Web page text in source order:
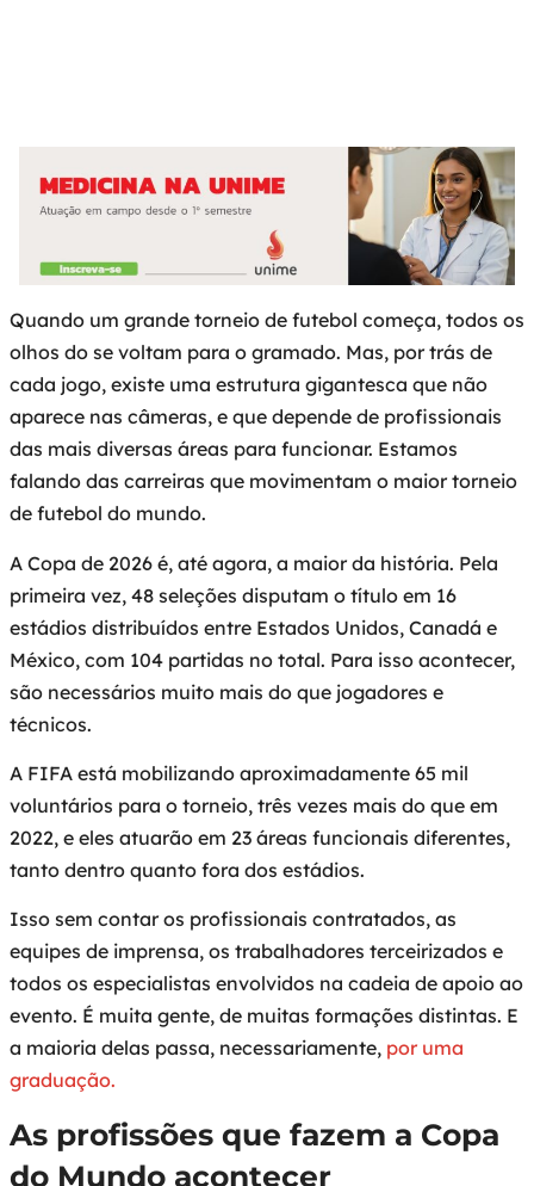
Quando um grande torneio de futebol começa, todos os
olhos do se voltam para o gramado. Mas, por trás de
cada jogo, existe uma estrutura gigantesca que não
aparece nas câmeras, e que depende de profissionais
das mais diversas áreas para funcionar. Estamos
falando das carreiras que movimentam o maior torneio
de futebol do mundo.
A Copa de 2026 é, até agora, a maior da história. Pela
primeira vez, 48 seleções disputam o título em 16
estádios distribuídos entre Estados Unidos, Canadá e
México, com 104 partidas no total. Para isso acontecer,
são necessários muito mais do que jogadores e
técnicos.
A FIFA está mobilizando aproximadamente 65 mil
voluntários para o torneio, três vezes mais do que em
2022, e eles atuarão em 23 áreas funcionais diferentes,
tanto dentro quanto fora dos estádios.
Isso sem contar os profissionais contratados, as
equipes de imprensa, os trabalhadores terceirizados e
todos os especialistas envolvidos na cadeia de apoio ao
evento. É muita gente, de muitas formações distintas. E
a maioria delas passa, necessariamente, por uma
graduação.
As profissões que fazem a Copa
do Mundo acontecer